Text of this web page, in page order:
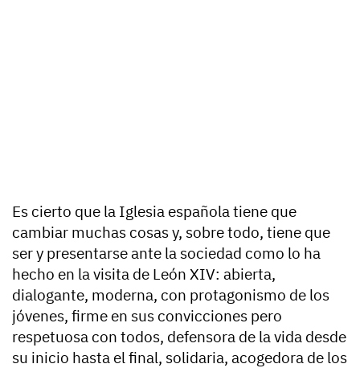
Es cierto que la Iglesia española tiene que
cambiar muchas cosas y, sobre todo, tiene que
ser y presentarse ante la sociedad como lo ha
hecho en la visita de León XIV: abierta,
dialogante, moderna, con protagonismo de los
jóvenes, firme en sus convicciones pero
respetuosa con todos, defensora de la vida desde
su inicio hasta el final, solidaria, acogedora de los